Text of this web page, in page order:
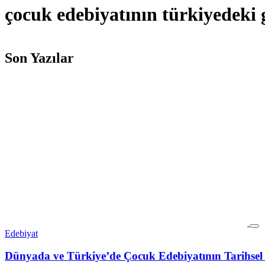
çocuk edebiyatının türkiyedeki
Son Yazılar
Edebiyat
Dünyada ve Türkiye’de Çocuk Edebiyatının